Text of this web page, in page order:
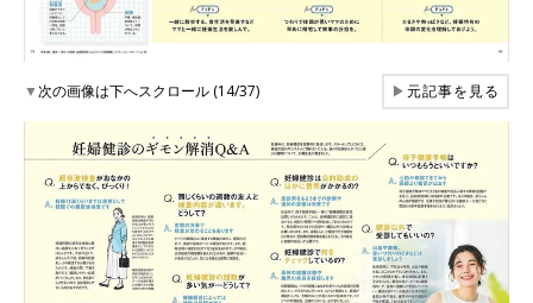
▼次の画像は下へスクロール (14/37) ▶元記事を見る